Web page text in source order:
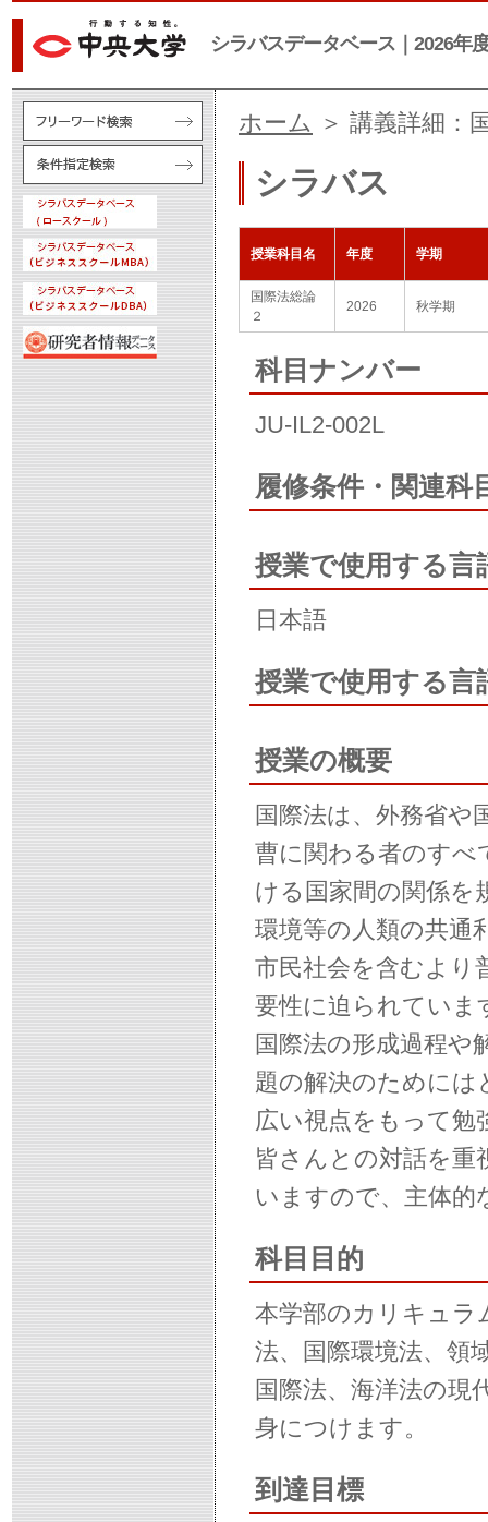
シラバスデータベース｜2026年
ホーム ＞ 講義詳細：
シラバス
授業科目名 年度 学期
国際法総論
２
2026 秋学期
科目ナンバー
JU-IL2-002L
履修条件・関連科
授業で使用する言
日本語
授業で使用する言
授業の概要
国際法は、外務省や
曹に関わる者のすべ
ける国家間の関係を
環境等の人類の共通
市民社会を含むより
要性に迫られていま
国際法の形成過程や
題の解決のために
広い視点をもって
皆さんとの対話を重
いますので、主体的
科目目的
本学部のカリキュラ
法、国際環境法、領
国際法、海洋法の現
身につけます。
到達目標